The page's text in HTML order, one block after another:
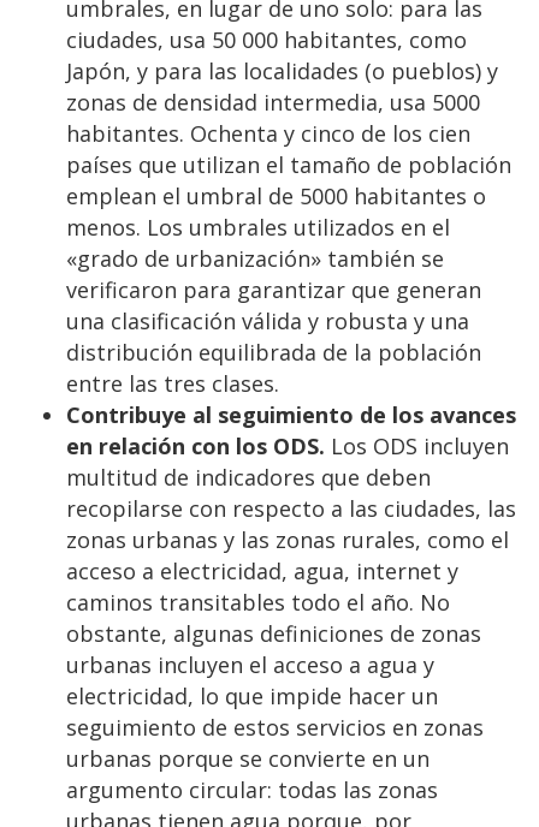
umbrales, en lugar de uno solo: para las
ciudades, usa 50 000 habitantes, como
Japón, y para las localidades (o pueblos) y
zonas de densidad intermedia, usa 5000
habitantes. Ochenta y cinco de los cien
países que utilizan el tamaño de población
emplean el umbral de 5000 habitantes o
menos. Los umbrales utilizados en el
«grado de urbanización» también se
verificaron para garantizar que generan
una clasificación válida y robusta y una
distribución equilibrada de la población
entre las tres clases.
Contribuye al seguimiento de los avances
en relación con los ODS. Los ODS incluyen
multitud de indicadores que deben
recopilarse con respecto a las ciudades, las
zonas urbanas y las zonas rurales, como el
acceso a electricidad, agua, internet y
caminos transitables todo el año. No
obstante, algunas definiciones de zonas
urbanas incluyen el acceso a agua y
electricidad, lo que impide hacer un
seguimiento de estos servicios en zonas
urbanas porque se convierte en un
argumento circular: todas las zonas
urbanas tienen agua porque, por